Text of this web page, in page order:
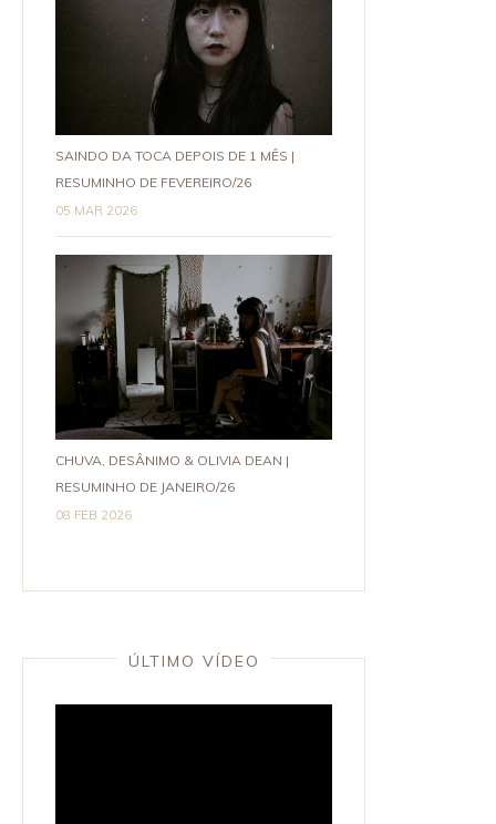
SAINDO DA TOCA DEPOIS DE 1 MÊS |
RESUMINHO DE FEVEREIRO/26
05 MAR 2026
CHUVA, DESÂNIMO & OLIVIA DEAN |
RESUMINHO DE JANEIRO/26
08 FEB 2026
ÚLTIMO VÍDEO